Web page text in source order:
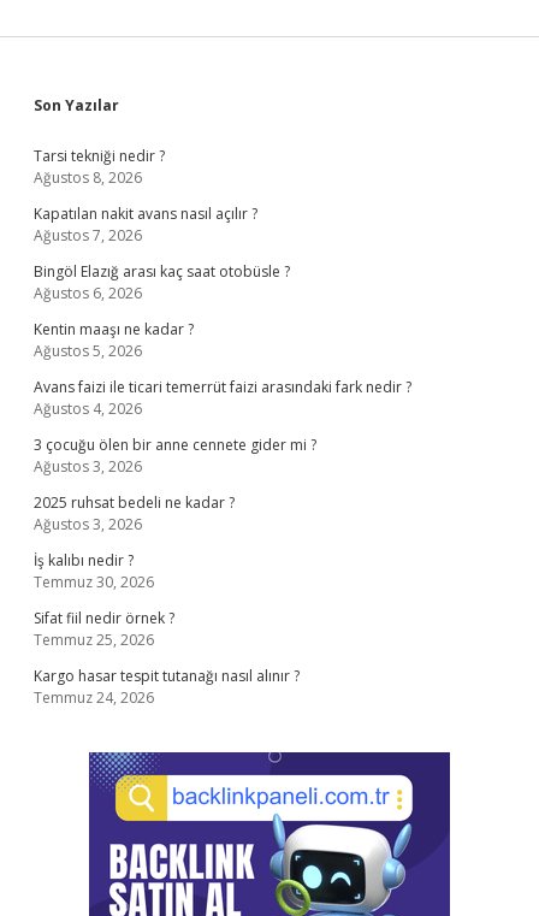
Sidebar
Son Yazılar
Tarsi tekniği nedir ?
Ağustos 8, 2026
Kapatılan nakit avans nasıl açılır ?
Ağustos 7, 2026
Bingöl Elazığ arası kaç saat otobüsle ?
Ağustos 6, 2026
Kentin maaşı ne kadar ?
Ağustos 5, 2026
Avans faizi ile ticari temerrüt faizi arasındaki fark nedir ?
Ağustos 4, 2026
3 çocuğu ölen bir anne cennete gider mi ?
Ağustos 3, 2026
2025 ruhsat bedeli ne kadar ?
Ağustos 3, 2026
İş kalıbı nedir ?
Temmuz 30, 2026
Sifat fiil nedir örnek ?
Temmuz 25, 2026
Kargo hasar tespit tutanağı nasıl alınır ?
Temmuz 24, 2026